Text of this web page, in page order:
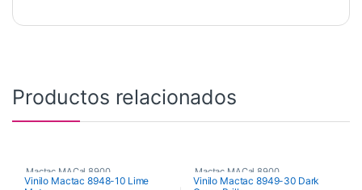
Productos relacionados
Mactac MACal 8900
Vinilo Mactac 8948-10 Lime
Mactac MACal 8900
Vinilo Mactac 8949-30 Dark